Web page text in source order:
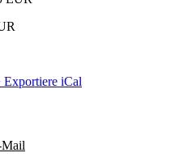
Exportiere iCal